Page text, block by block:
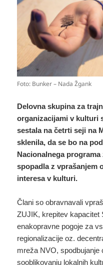
Foto: Bunker – Nada Žgank
Delovna skupina za
organizacijami v kulturi
sestala na četrti seji na
sklenila, da se bo na
Nacionalnega programa
spopadla z vprašanjem
interesa v kulturi.
Člani so obravnavali
ZUJIK, krepitev kapacitet
enakopravne pogoje za
regionalizacije oz.
mreža NVO, spodbujanje
sooblikovanju lokalnih